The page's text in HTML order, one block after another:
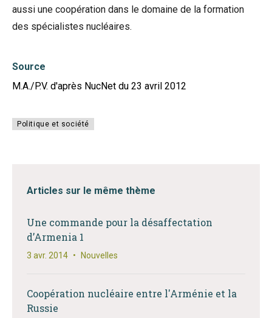
aussi une coopération dans le domaine de la formation
des spécialistes nucléaires.
Source
M.A./P.V. d'après NucNet du 23 avril 2012
Politique et société
Articles sur le même thème
Une commande pour la désaffectation
d’Armenia 1
3 avr. 2014 • Nouvelles
Coopération nucléaire entre l'Arménie et la
Russie